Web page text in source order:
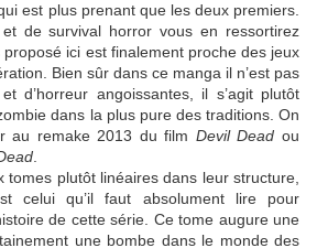
est plus prenant que les deux premiers.
de survival horror vous en ressortirez
proposé ici est finalement proche des jeux
Bien sûr dans ce manga il n’est pas
d’horreur angoissantes, il s’agit plutôt
dans la plus pure des traditions. On
au remake 2013 du film Devil Dead ou
tomes plutôt linéaires dans leur structure,
celui qu’il faut absolument lire pour
de cette série. Ce tome augure une
une bombe dans le monde des